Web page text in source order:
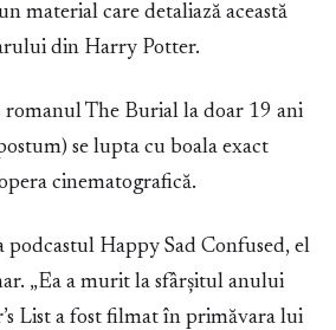
material care detaliază această
din Harry Potter.
romanul The Burial la doar 19 ani
se lupta cu boala exact
cinematografică.
Happy Sad Confused, el
„Ea a murit la sfârșitul anului
List a fost filmat în primăvara lui